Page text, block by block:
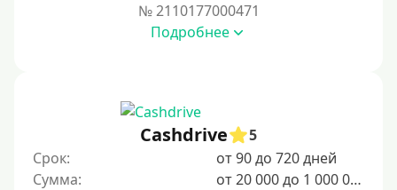
150000 руб
№ 2110177000471
Подробнее
Cashdrive
5
Срок:
от 90 до 720 дней
Сумма:
от 20 000 до 1 000 000 ₽